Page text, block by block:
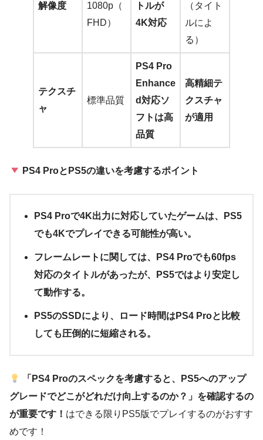
解像度
1080p（
FHD）
トルが
4K対応
（タイト
ルによ
る）
テクスチ
ャ
標準品質
PS4 Pro
Enhance
d対応ソ
フトは高
品質
高精細テ
クスチャ
が適用
PS4 ProとPS5の違いを考慮するポイント
PS4 Proで4K出力に対応していたゲームは、PS5
でも4Kでプレイできる可能性が高い。
フレームレートに関しては、PS4 Proでも60fps
対応のタイトルがあったが、PS5ではより安定し
て動作する。
PS5のSSDにより、ロード時間はPS4 Proと比較
しても圧倒的に短縮される。
「PS4 Proのスペックを考慮すると、PS5へのアップ
グレードでどこがどれだけ向上するのか？」を確認するの
が重要です！ はできる限りPS5版でプレイするのがおすす
めです！